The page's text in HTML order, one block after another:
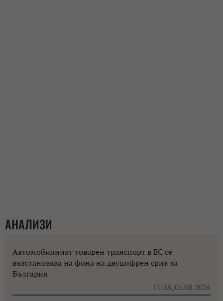
АНАЛИЗИ
Автомобилният товарен транспорт в ЕС се
възстановява на фона на двуцифрен срив за
България
11:38, 05.08.2026